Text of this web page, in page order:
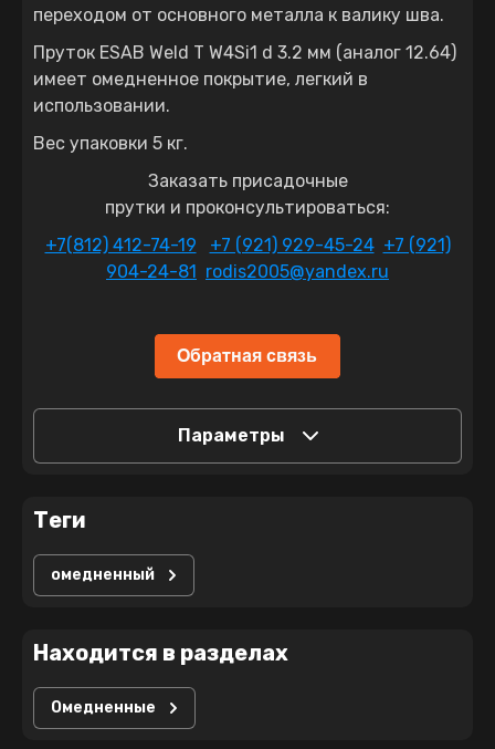
переходом от основного металла к валику шва.
Пруток ESAB Weld T W4Si1 d 3.2 мм (аналог 12.64)
имеет омедненное покрытие, легкий в
использовании.
Вес упаковки 5 кг.
Заказать присадочные
прутки и проконсультироваться:
+7(812) 412-74-19
+7 (921) 929-45-24 +7 (921)
904-24-81 rodis2005@yandex.ru
Параметры
теги
омедненный
Находится в разделах
Омедненные